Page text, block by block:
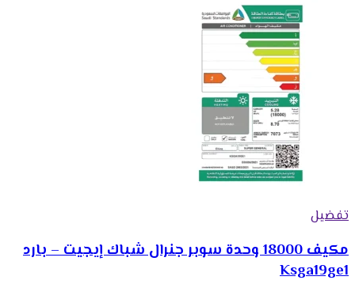
تفضيل
مكيف 18000 وحدة سوبر جنرال شباك إيجيت – بارد
Ksga19ge1